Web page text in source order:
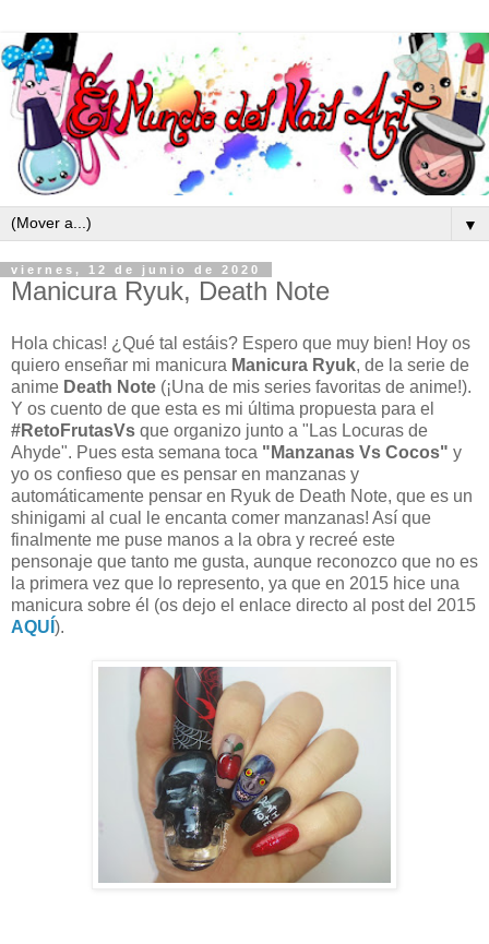
▼
viernes, 12 de junio de 2020
Manicura Ryuk, Death Note
Hola chicas! ¿Qué tal estáis? Espero que muy bien! Hoy os
quiero enseñar mi manicura Manicura Ryuk, de la serie de
anime Death Note (¡Una de mis series favoritas de anime!).
Y os cuento de que esta es mi última propuesta para el
#RetoFrutasVs que organizo junto a "Las Locuras de
Ahyde". Pues esta semana toca "Manzanas Vs Cocos" y
yo os confieso que es pensar en manzanas y
automáticamente pensar en Ryuk de Death Note, que es un
shinigami al cual le encanta comer manzanas! Así que
finalmente me puse manos a la obra y recreé este
pensonaje que tanto me gusta, aunque reconozco que no es
la primera vez que lo represento, ya que en 2015 hice una
manicura sobre él (os dejo el enlace directo al post del 2015
AQUÍ ).